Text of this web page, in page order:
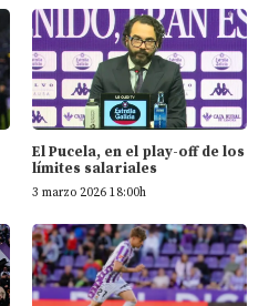
El Pucela, en el play-off de los
límites salariales
3 marzo 2026 18:00h